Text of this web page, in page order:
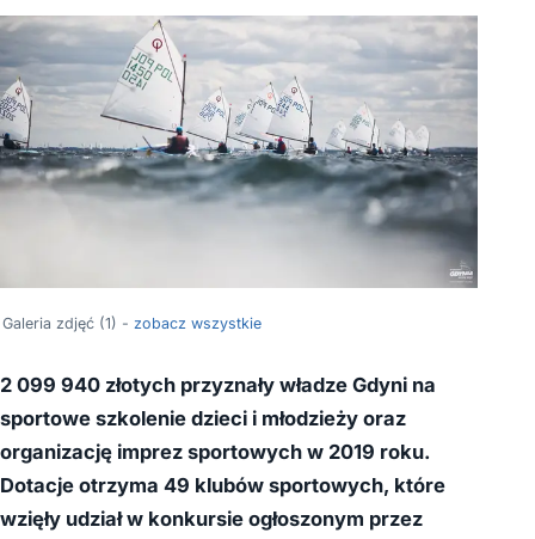
Galeria zdjęć (1) - zobacz wszystkie
2 099 940 złotych przyznały władze Gdyni na
sportowe szkolenie dzieci i młodzieży oraz
organizację imprez sportowych w 2019 roku.
Dotacje otrzyma 49 klubów sportowych, które
wzięły udział w konkursie ogłoszonym przez